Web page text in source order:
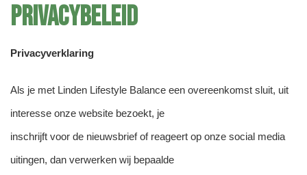
Privacybeleid
Privacyverklaring
Als je met Linden Lifestyle Balance een overeenkomst sluit, uit
interesse onze website bezoekt, je
inschrijft voor de nieuwsbrief of reageert op onze social media
uitingen, dan verwerken wij bepaalde